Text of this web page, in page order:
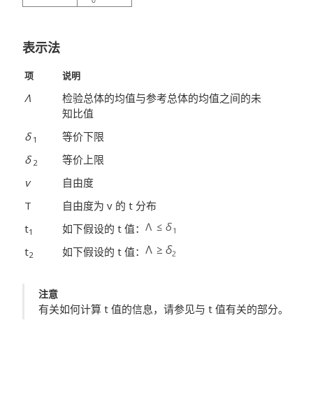
表示法
项 说明
Λ
检验总体的均值与参考总体的均值之间的未
知比值
δ 1
等价下限
δ 2
等价上限
v
自由度
T
自由度为 v 的 t 分布
t1
如下假设的 t 值：
t2 如下假设的 t 值：
注意
有关如何计算 t 值的信息，请参见与 t 值有关的部分。